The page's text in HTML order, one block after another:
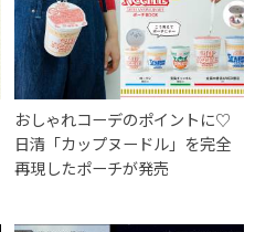
おしゃれコーデのポイントに♡
日清「カップヌードル」を完全
再現したポーチが発売